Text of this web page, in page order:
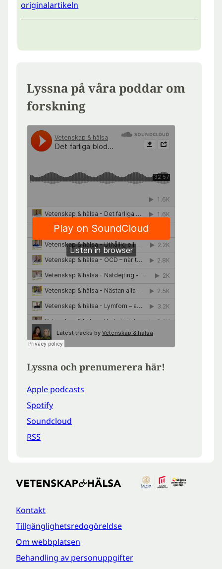
originalartikeln
Lyssna på våra poddar om
forskning
Lyssna och prenumerera här!
Apple podcasts
Spotify
Soundcloud
RSS
Kontakt
Tillgänglighetsredogöreldse
Om webbplatsen
Behandling av personuppgifter